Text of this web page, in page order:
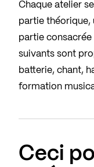
Chaque atelier
partie théorique,
partie consacrée
suivants sont
batterie, chant,
formation
Ceci